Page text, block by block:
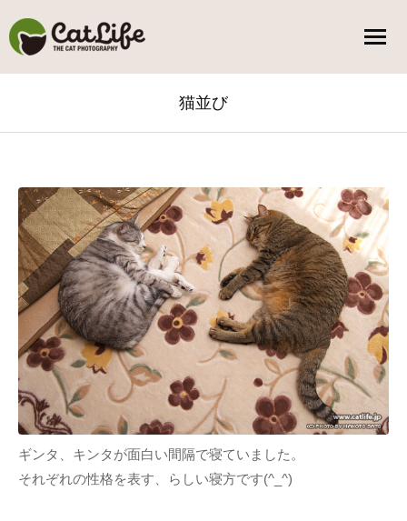
猫並び
ギンタ、キンタが面白い間隔で寝ていました。
それぞれの性格を表す、らしい寝方です(^_^)